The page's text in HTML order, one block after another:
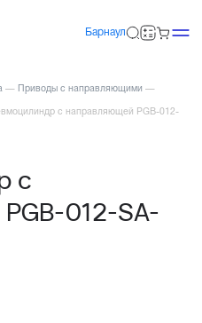
Барнаул
— Приводы с направляющими —
с направляющей PGB-012-
с
012-SA-